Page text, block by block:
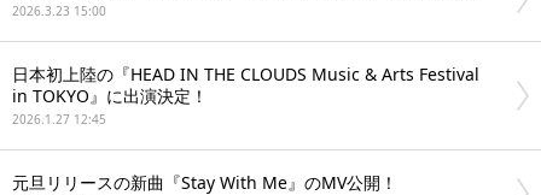
2026.3.23 15:00
日本初上陸の『HEAD IN THE CLOUDS Music & Arts Festival
in TOKYO』に出演決定！
2026.1.27 12:45
元旦リリースの新曲『Stay With Me』のMV公開！